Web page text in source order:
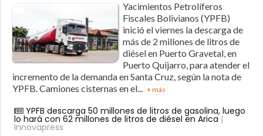
Yacimientos Petrolíferos
Fiscales Bolivianos (YPFB)
inició el viernes la descarga de
más de 2 millones de litros de
diésel en Puerto Gravetal, en
Puerto Quijarro, para atender el
incremento de la demanda en Santa Cruz, según la nota de
YPFB. Camiones cisternas en el... + más
YPFB descarga 50 millones de litros de gasolina, luego
lo hará con 62 millones de litros de diésel en Arica |
Innovapress